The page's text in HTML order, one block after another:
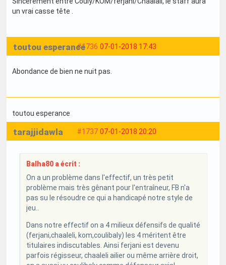
un vrai casse tête .
#1736 07-01-2018 17:43
toutou esperance
Abondance de bien ne nuit pas.
toutou esperance
#1737 07-01-2018 20:20
tarajjidawla
Balha80 a écrit :
On a un problème dans l'effectif, un très petit
problème mais très gênant pour l'entraîneur, FB n'a
pas su le résoudre ce qui a handicapé notre style de
jeu..
Dans notre effectif on a 4 milieux défensifs de qualité
(ferjani,chaaleli, kom,coulibaly) les 4 méritent être
titulaires indiscutables. Ainsi ferjani est devenu
parfois régisseur, chaaleli ailier ou même arrière droit,